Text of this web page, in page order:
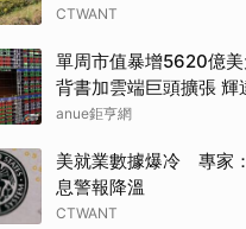
CTWANT
單周市值暴增5620億
背書加雲端巨頭擴張 輝
anue鉅亨網
美就業數據爆冷 專家
息警報降溫
CTWANT